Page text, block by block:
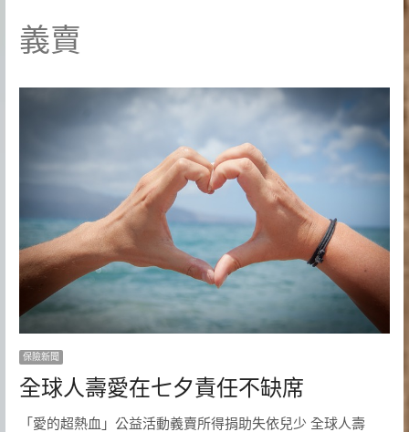
目
義賣
保險新聞
全球人壽愛在七夕責任不缺席
「愛的超熱血」公益活動義賣所得捐助失依兒少 全球人壽